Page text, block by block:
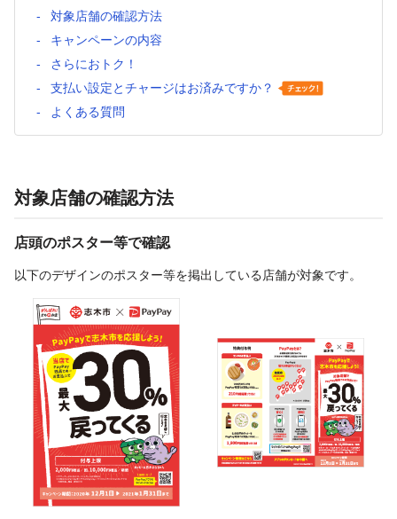
対象店舗の確認方法
キャンペーンの内容
さらにおトク！
支払い設定とチャージはお済みですか？
よくある質問
対象店舗の確認方法
店頭のポスター等で確認
以下のデザインのポスター等を掲出している店舗が対象です。